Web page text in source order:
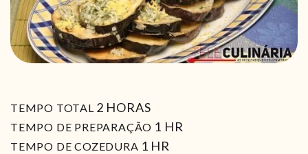
TEMPO TOTAL 2HORAS
HORAS
TEMPO DE PREPARAÇÃO 1 HORA
HR
TEMPO DE COZEDURA 1 HORA
HR